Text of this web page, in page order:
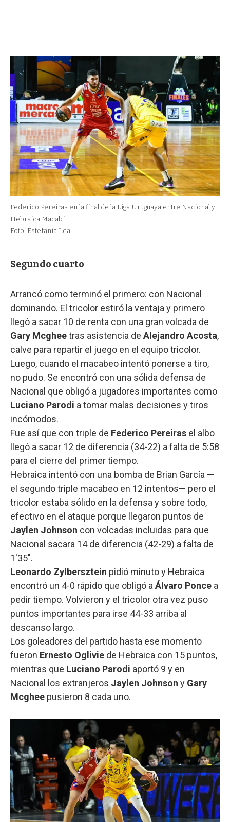
Federico Pereiras en la final de la Liga Uruguaya entre Nacional y
Hebraica Macabi.
Foto: Estefanía Leal.
Segundo cuarto
Arrancó como terminó el primero: con Nacional
dominando. El tricolor estiró la ventaja y primero
llegó a sacar 10 de renta con una gran volcada de
Gary Mcgheetras asistencia de Alejandro Acosta,
calve para repartir el juego en el equipo tricolor.
Luego, cuando el macabeo intentó ponerse a tiro,
no pudo. Se encontró con una sólida defensa de
Nacional que obligó a jugadores importantes como
Luciano Parodi a tomar malas decisiones y tiros
incómodos.
Fue así que con triple de Federico Pereiras el albo
llegó a sacar 12 de diferencia (34-22) a falta de 5:58
para el cierre del primer tiempo.
Hebraica intentó con una bomba de Brian García —
el segundo triple macabeo en 12 intentos— pero el
tricolor estaba sólido en la defensa y sobre todo,
efectivo en el ataque porque llegaron puntos de
Jaylen Johnson con volcadas incluidas para que
Nacional sacara 14 de diferencia (42-29) a falta de
1'35".
Leonardo Zylbersztein pidió minuto y Hebraica
encontró un 4-0 rápido que obligó a Álvaro Ponce a
pedir tiempo. Volvieron y el tricolor otra vez puso
puntos importantes para irse 44-33 arriba al
descanso largo.
Los goleadores del partido hasta ese momento
fueron Ernesto Oglivie de Hebraica con 15 puntos,
mientras que Luciano Parodi aportó 9 y en
Nacional los extranjeros Jaylen Johnson y Gary
Mcghee pusieron 8 cada uno.